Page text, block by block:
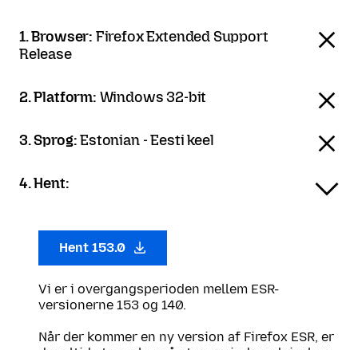
1. Browser: Firefox Extended Support
Release
2. Platform: Windows 32-bit
3. Sprog:Estonian - Eesti keel
4. Hent:
Hent 153.0
Vi er i overgangsperioden mellem ESR-
versionerne 153 og 140.
Når der kommer en ny version af Firefox ESR, er